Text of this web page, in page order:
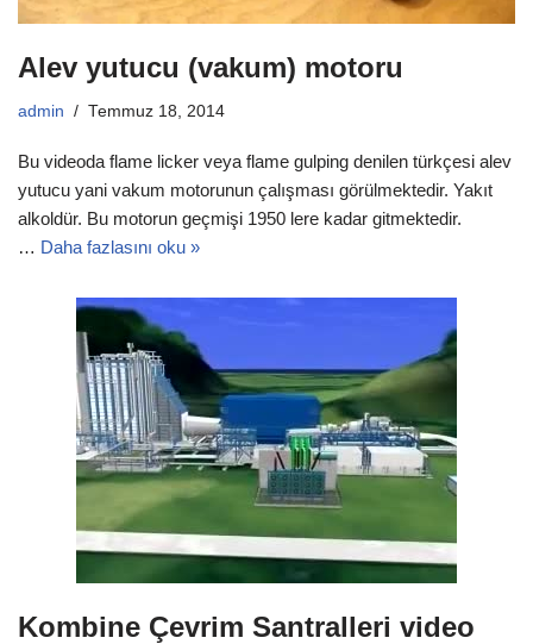
Alev yutucu (vakum) motoru
admin Temmuz 18, 2014
Bu videoda flame licker veya flame gulping denilen türkçesi alev
yutucu yani vakum motorunun çalışması görülmektedir. Yakıt
alkoldür. Bu motorun geçmişi 1950 lere kadar gitmektedir.
… Daha fazlasını oku »
Kombine Çevrim Santralleri video